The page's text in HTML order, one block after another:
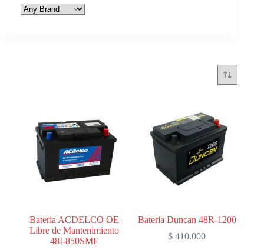
Bateria ACDELCO OE
Libre de Mantenimiento
48I-850SMF
Bateria Duncan 48R-1200
$ 410.000